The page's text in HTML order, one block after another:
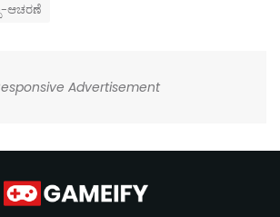
ಆಚರಣೆ
Advertisement